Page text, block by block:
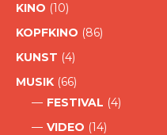
KINO (10)
KOPFKINO (86)
KUNST (4)
MUSIK (66)
FESTIVAL (4)
VIDEO (14)